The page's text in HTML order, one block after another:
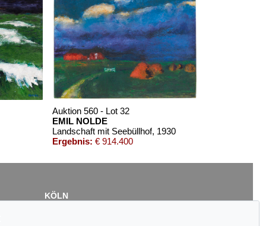
Auktion 560 - Lot 32
EMIL NOLDE
Landschaft mit Seebüllhof, 1930
Ergebnis: € 914.400
KÖLN